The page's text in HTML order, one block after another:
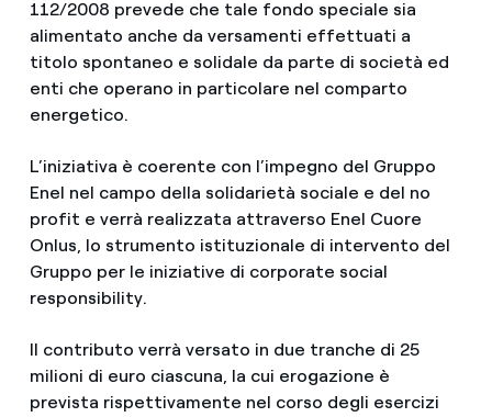
112/2008 prevede che tale fondo speciale sia
alimentato anche da versamenti effettuati a
titolo spontaneo e solidale da parte di società ed
enti che operano in particolare nel comparto
energetico.
L’iniziativa è coerente con l’impegno del Gruppo
Enel nel campo della solidarietà sociale e del no
profit e verrà realizzata attraverso Enel Cuore
Onlus, lo strumento istituzionale di intervento del
Gruppo per le iniziative di corporate social
responsibility.
Il contributo verrà versato in due tranche di 25
milioni di euro ciascuna, la cui erogazione è
prevista rispettivamente nel corso degli esercizi